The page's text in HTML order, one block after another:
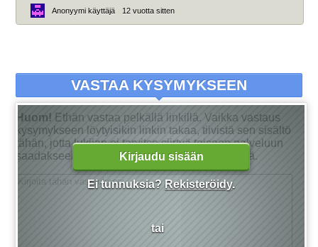
Anonyymi käyttäjä 12 vuotta sitten
Kirjaudu sisään
Ei tunnuksia? Rekisteröidy.
tai
VASTAA KYSYMYKSEEN
Huom! Ethän vastaa pelkällä linkillä. Vaikka vastaus
kysymykseen löytyisikin linkin takaa, tiivistä sen sisältö
tähän, jotta lukijan ei tarvitse siirtyä toiseen palveluun
saadakseen tarkan vastauksen kysymykseensä.